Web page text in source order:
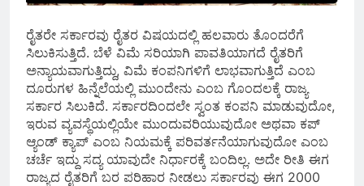
ರೈತರೇ ಸರ್ಕಾರವು ರೈತರ ವಿಷಯದಲ್ಲಿ ಹಲವಾರು ತೊಂದರೆಗೆ
ಸಿಲುಕಿಸುತ್ತಿದೆ. ಬೆಳೆ ವಿಮೆ ಸರಿಯಾಗಿ ಪಾವತಿಯಾಗದೆ ರೈತರಿಗೆ
ಅನ್ಯಾಯವಾಗುತ್ತಿದ್ದು, ವಿಮೆ ಕಂಪನಿಗಳಿಗೆ ಲಾಭವಾಗುತ್ತಿದೆ ಎಂಬ
ದೂರುಗಳ ಹಿನ್ನೆಲೆಯಲ್ಲಿ ಮುಂದೇನು ಎಂಬ ಗೊಂದಲಕ್ಕೆ ರಾಜ್ಯ
ಸರ್ಕಾರ ಸಿಲುಕಿದೆ. ಸರ್ಕಾರದಿಂದಲೇ ಸ್ವಂತ ಕಂಪನಿ ಮಾಡುವುದೋ,
ಇರುವ ವ್ಯವಸ್ಥೆಯಲ್ಲಿಯೇ ಮುಂದುವರಿಯುವುದೋ ಅಥವಾ ಕಪ್
ಆ್ಯಂಡ್ ಕ್ಯಾಪ್ ಎಂಬ ನಿಯಮಕ್ಕೆ ಪರಿವರ್ತನೆಯಾಗುವುದೋ ಎಂಬ
ಚರ್ಚೆ ಇದ್ದು ಸದ್ಯ ಯಾವುದೇ ನಿರ್ಧಾರಕ್ಕೆ ಬಂದಿಲ್ಲ. ಅದೇ ರೀತಿ ಈಗ
ರಾಜ್ಯದ ರೈತರಿಗೆ ಬರ ಪರಿಹಾರ ನೀಡಲು ಸರ್ಕಾರವು ಈಗ 2000